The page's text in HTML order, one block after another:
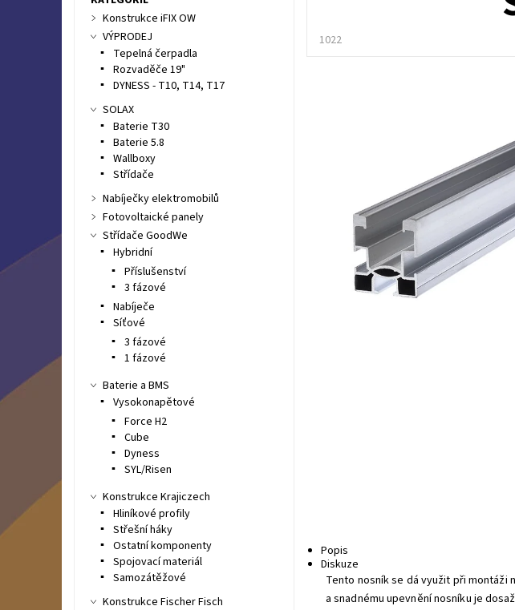
1022
Popis
Diskuze
Tento nosník se dá využit při montáži
a snadnému upevnění nosníku je
Konstrukce iFIX OW
VÝPRODEJ
Tepelná čerpadla
Rozvaděče 19"
DYNESS - T10, T14, T17
SOLAX
Baterie T30
Baterie 5.8
Wallboxy
Střídače
Nabíječky elektromobilů
Fotovoltaické panely
Střídače GoodWe
Hybridní
Příslušenství
3 fázové
Nabíječe
Síťové
3 fázové
1 fázové
Baterie a BMS
Vysokonapětové
Force H2
Cube
Dyness
SYL/Risen
Konstrukce Krajiczech
Hliníkové profily
Střešní háky
Ostatní komponenty
Spojovací materiál
Samozátěžové
Konstrukce Fischer Fisch